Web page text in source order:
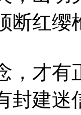
断红缨
才有
封建